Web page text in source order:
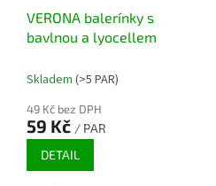
VERONA balerínky s
bavlnou a lyocellem
Skladem (>5 PAR)
49 Kč bez DPH
59 Kč / PAR
DETAIL